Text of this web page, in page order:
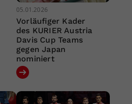
05.01.2026
Vorläufiger Kader
des KURIER Austria
Davis Cup Teams
gegen Japan
nominiert